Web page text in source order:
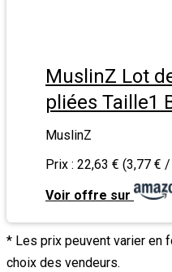
MuslinZ Lot
pliées Taille1
MuslinZ
Prix : 22,63 € (3,77 €
Voir offre sur
* Les prix peuvent varier en
choix des vendeurs.